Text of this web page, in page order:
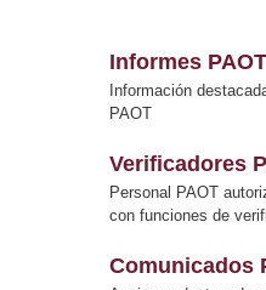
Informes PAOT
Información
PAOT
Verificadores
Personal PAOT
con funciones de
Comunicados